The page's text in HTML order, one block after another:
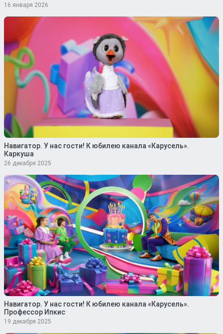
16 января 2026
Навигатор. У нас гости! К юбилею канала «Карусель».
Каркуша
26 декабря 2025
Навигатор. У нас гости! К юбилею канала «Карусель».
Профессор Ипкис
19 декабря 2025